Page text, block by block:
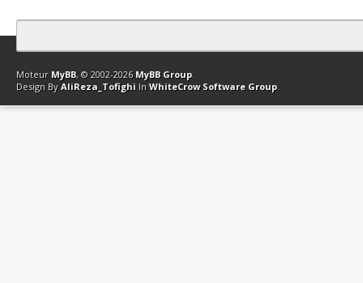
Contact Club Affiliation Retourner en haut Version bas-débit
Moteur MyBB, © 2002-2026 MyBB Group.
Design By AliReza_Tofighi In WhiteCrow Software Group.